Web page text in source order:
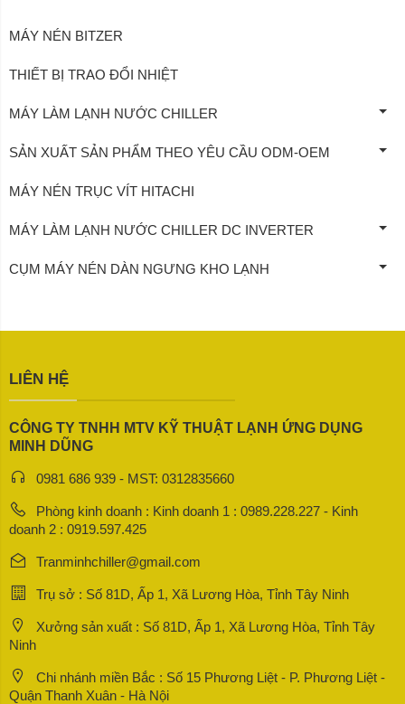
MÁY NÉN BITZER
THIẾT BỊ TRAO ĐỔI NHIỆT
MÁY LÀM LẠNH NƯỚC CHILLER
SẢN XUẤT SẢN PHẨM THEO YÊU CẦU ODM-OEM
MÁY NÉN TRỤC VÍT HITACHI
MÁY LÀM LẠNH NƯỚC CHILLER DC INVERTER
CỤM MÁY NÉN DÀN NGƯNG KHO LẠNH
LIÊN HỆ
CÔNG TY TNHH MTV KỸ THUẬT LẠNH ỨNG DỤNG
MINH DŨNG
0981 686 939 - MST: 0312835660
Phòng kinh doanh : Kinh doanh 1 : 0989.228.227 - Kinh
doanh 2 : 0919.597.425
Tranminhchiller@gmail.com
Trụ sở : Số 81D, Ấp 1, Xã Lương Hòa, Tỉnh Tây Ninh
Xưởng sản xuất : Số 81D, Ấp 1, Xã Lương Hòa, Tỉnh Tây
Ninh
Chi nhánh miền Bắc : Số 15 Phương Liệt - P. Phương Liệt -
Quận Thanh Xuân - Hà Nội